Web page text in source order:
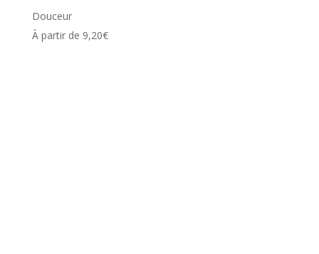
Douceur
À partir de 9,20€